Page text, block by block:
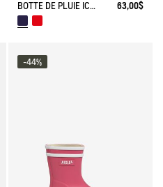
BOTTE DE PLUIE ICONIQUE LOLLY POP FOURRÉE 63,00$
-44%